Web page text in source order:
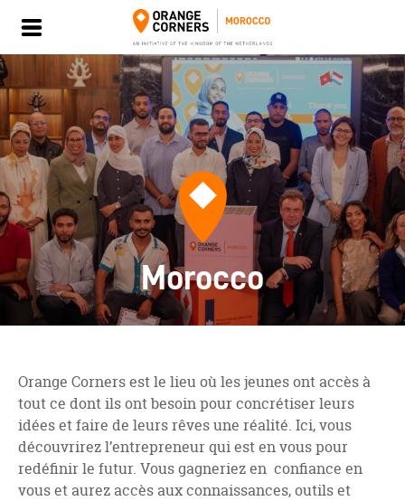
Morocco
Orange Corners est le lieu où les jeunes ont accès à
tout ce dont ils ont besoin pour concrétiser leurs
idées et faire de leurs rêves une réalité. Ici, vous
découvrirez l’entrepreneur qui est en vous pour
redéfinir le futur. Vous gagneriez en confiance en
vous et aurez accès aux connaissances, outils et